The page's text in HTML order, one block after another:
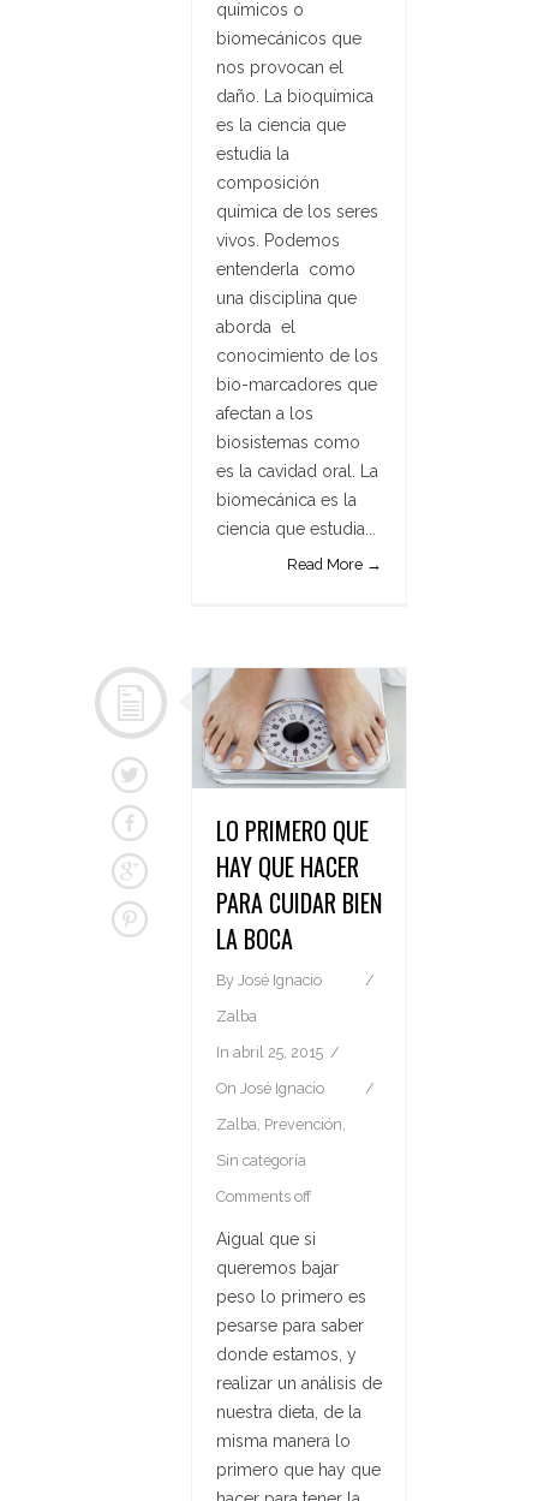
químicos o
biomecánicos que
nos provocan el
daño. La bioquímica
es la ciencia que
estudia la
composición
química de los seres
vivos. Podemos
entenderla como
una disciplina que
aborda el
conocimiento de los
bio-marcadores que
afectan a los
biosistemas como
es la cavidad oral. La
biomecánica es la
ciencia que estudia...
Read More →
LO PRIMERO QUE
HAY QUE HACER
PARA CUIDAR BIEN
LA BOCA
By José Ignacio
Zalba
In abril 25, 2015
On José Ignacio
Zalba, Prevención,
Sin categoría
Comments off
Aigual que si
queremos bajar
peso lo primero es
pesarse para saber
donde estamos, y
realizar un análisis de
nuestra dieta, de la
misma manera lo
primero que hay que